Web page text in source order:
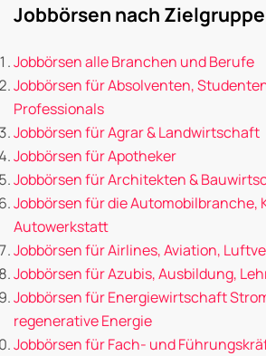
Jobbörsen nach
Jobbörsen alle Branchen und Berufe
Jobbörsen für Absolventen,
Professionals
Jobbörsen für Agrar & Landwirtschaft
Jobbörsen für Apotheker
Jobbörsen für Architekten &
Jobbörsen für die Automobilbranche,
Autowerkstatt
Jobbörsen für Airlines, Aviation,
Jobbörsen für Azubis, Ausbildung,
Jobbörsen für Energiewirtschaft
regenerative Energie
Jobbörsen für Fach- und